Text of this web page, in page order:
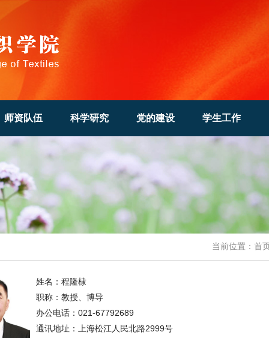
师资队伍 科学研究 党的建设 学生工作
当前位置： 首
姓名： 程隆棣
职称： 教授、博导
办公电话： 021-67792689
通讯地址：上海松江人民北路2999号